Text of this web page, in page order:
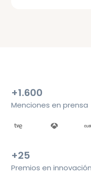
+1.600
Menciones en prensa
+25
Premios en